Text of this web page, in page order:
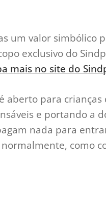
um valor simbólico
exclusivo do
mais no site do
aberto para
e portando a
nada para
como